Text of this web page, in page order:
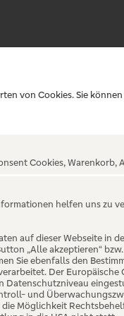
von Cookies. Sie
Cookies, Warenkorb,
helfen uns zu
auf dieser Webseite in
„Alle akzeptieren“
Sie ebenfalls den
Der
Datenschutzniveau
und
Möglichkeit